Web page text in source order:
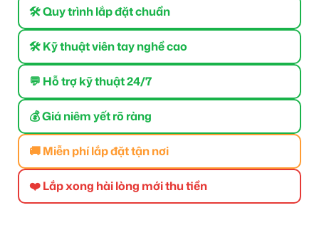
🛠 Quy trình lắp đặt chuẩn
🛠 Kỹ thuật viên tay nghề cao
💬 Hỗ trợ kỹ thuật 24/7
💰 Giá niêm yết rõ ràng
🚚 Miễn phí lắp đặt tận nơi
❤️ Lắp xong hài lòng mới thu tiền